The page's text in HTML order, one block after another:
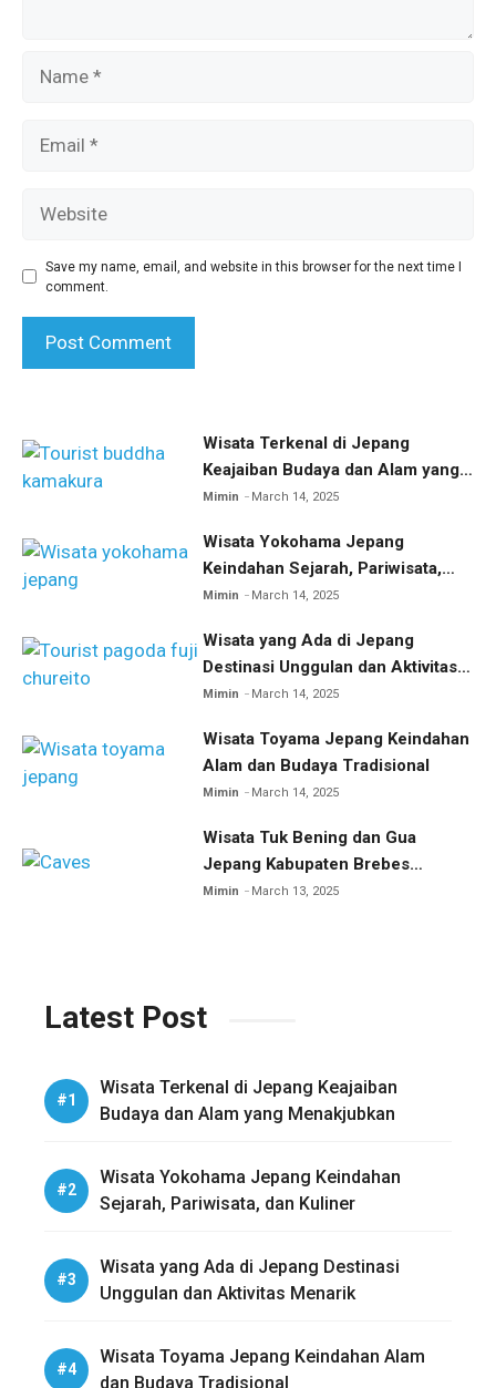
Save my name, email, and website in this browser for the next time I
comment.
Wisata Terkenal di Jepang
Keajaiban Budaya dan Alam yang
Menakjubkan
Mimin March 14, 2025
Wisata Yokohama Jepang
Keindahan Sejarah, Pariwisata,
dan Kuliner
Mimin March 14, 2025
Wisata yang Ada di Jepang
Destinasi Unggulan dan Aktivitas
Menarik
Mimin March 14, 2025
Wisata Toyama Jepang Keindahan
Alam dan Budaya Tradisional
Mimin March 14, 2025
Wisata Tuk Bening dan Gua
Jepang Kabupaten Brebes
Eksplorasi Wisata Sejarah dan
Mimin March 13, 2025
Latest Post
Wisata Terkenal di Jepang Keajaiban
Budaya dan Alam yang Menakjubkan
Wisata Yokohama Jepang Keindahan
Sejarah, Pariwisata, dan Kuliner
Wisata yang Ada di Jepang Destinasi
Unggulan dan Aktivitas Menarik
Wisata Toyama Jepang Keindahan Alam
dan Budaya Tradisional